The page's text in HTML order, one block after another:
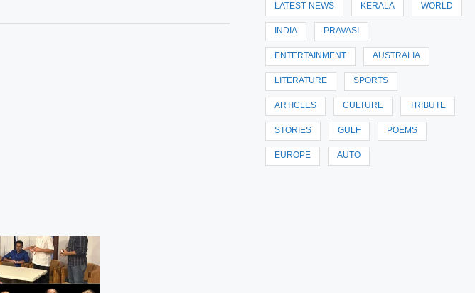
LATEST NEWS KERALA WORLD
INDIA PRAVASI
ENTERTAINMENT AUSTRALIA
LITERATURE SPORTS
ARTICLES CULTURE TRIBUTE
STORIES GULF POEMS
EUROPE AUTO